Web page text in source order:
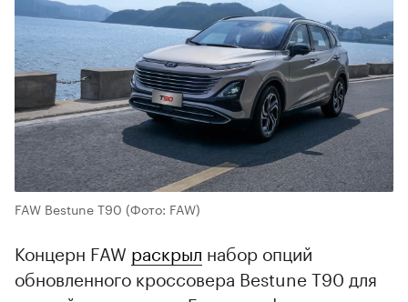
FAW Bestune T90 (Фото: FAW)
Концерн FAW раскрыл набор опций
обновленного кроссовера Bestune T90 для